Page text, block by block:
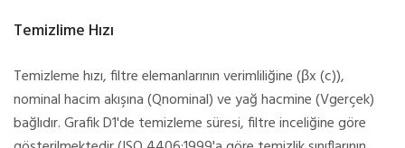
Temizlime Hızı
Temizleme hızı, filtre elemanlarının verimliliğine (βx (c)),
nominal hacim akışına (Qnominal) ve yağ hacmine (Vgerçek)
bağlıdır. Grafik D1'de temizleme süresi, filtre inceliğine göre